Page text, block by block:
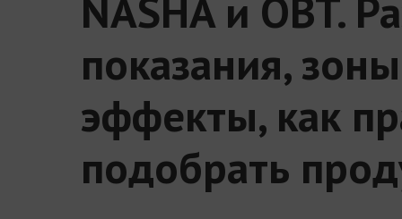
показания,
эффекты, как
подобрать